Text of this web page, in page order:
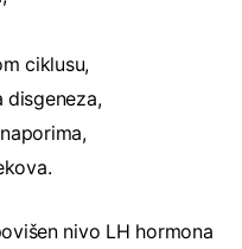
ciklusu,
disgeneza,
nivo LH hormona